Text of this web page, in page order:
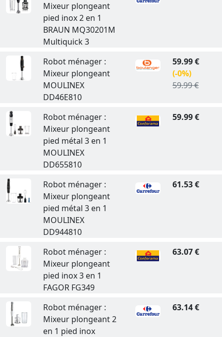
Mixeur plongeant
pied inox 2 en 1
BRAUN MQ30201M
Multiquick 3
Robot ménager :
Mixeur plongeant
MOULINEX
DD46E810
59.99 €
(-0%)
59.99 €
Robot ménager :
Mixeur plongeant
pied métal 3 en 1
MOULINEX
DD655810
59.99 €
Robot ménager :
Mixeur plongeant
pied métal 3 en 1
MOULINEX
DD944810
61.53 €
Robot ménager :
Mixeur plongeant
pied inox 3 en 1
FAGOR FG349
63.07 €
Robot ménager :
Mixeur plongeant 2
en 1 pied inox
63.14 €